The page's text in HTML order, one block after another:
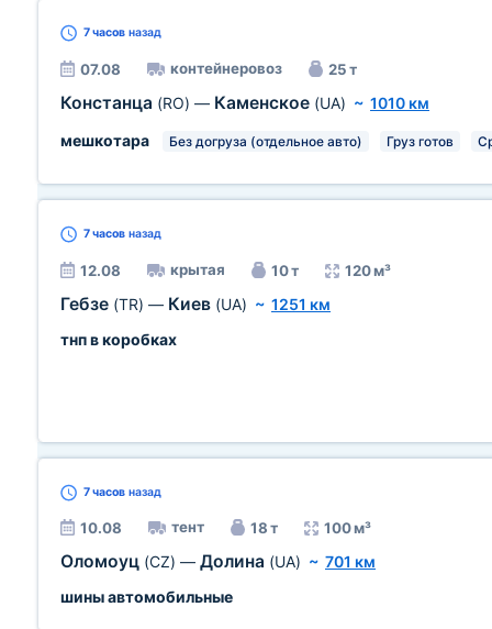
7 часов назад
07.08 контейнеровоз 25 т
Констанца (RO) — Каменское (UA) ~ 1010 км
мешкотара
Без догруза (отдельное авто) Груз готов
7 часов назад
12.08 крытая 10 т 120 м³
Гебзе (TR) — Киев (UA) ~ 1251 км
тнп в коробках
7 часов назад
10.08 тент 18 т 100 м³
Оломоуц (CZ) — Долина (UA) ~ 701 км
шины автомобильные